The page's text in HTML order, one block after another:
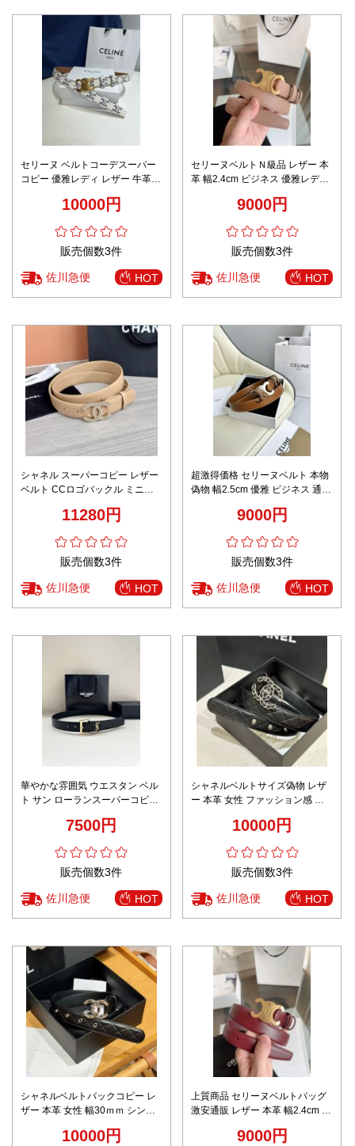
セリーヌ ベルトコーデスーパー
コピー 優雅レディ レザー 牛革
10000円
販売個数3件
佐川急便 HOT
セリーヌベルトＮ級品 レザー 本
革 幅2.4cm ビジネス 優雅レディ
9000円
販売個数3件
佐川急便 HOT
シャネル スーパーコピー レザー
ベルト CCロゴバックル ミニマ
11280円
販売個数3件
佐川急便 HOT
超激得価格 セリーヌベルト 本物
偽物 幅2.5cm 優雅 ビジネス 通勤
9000円
販売個数3件
佐川急便 HOT
華やかな雰囲気 ウエスタン ベル
ト サン ローランスーパーコピー
プル レディース ブラック
7500円
販売個数3件
佐川急便 HOT
シャネルベルトサイズ偽物 レザ
ー 本革 女性 ファッション感 幅
10000円
販売個数3件
佐川急便 HOT
シャネルベルトバックコピー レ
ザー 本革 女性 幅30ｍｍ シンプ
10000円
上質商品 セリーヌベルトバッグ
激安通販 レザー 本革 幅2.4cm ビ
9000円